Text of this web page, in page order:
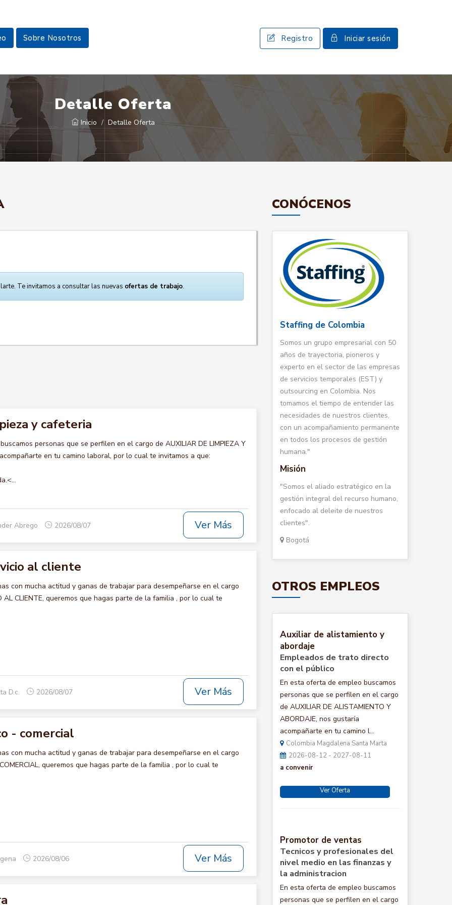
Sobre Nosotros Registro Iniciar sesión
Detalle Oferta
Inicio Detalle Oferta
Te invitamos a consultar las nuevas ofertas de trabajo.
y cafeteria
personas que se perfilen en el cargo de AUXILIAR DE LIMPIEZA Y
en tu camino laboral, por lo cual te invitamos a que:
Abrego 2026/08/07 Ver Más
al cliente
con mucha actitud y ganas de trabajar para desempeñarse en el cargo
AL CLIENTE, queremos que hagas parte de la familia , por lo cual te
D.c. 2026/08/07 Ver Más
- comercial
con mucha actitud y ganas de trabajar para desempeñarse en el cargo
queremos que hagas parte de la familia , por lo cual te
2026/08/06 Ver Más
CONÓCENOS
Staffing de Colombia
Somos un grupo empresarial con 50
años de trayectoria, pioneros y
experto en el sector de las empresas
de servicios temporales (EST) y
outsourcing en Colombia. Nos
tomamos el tiempo de entender las
necesidades de nuestros clientes,
con un acompañamiento permanente
en todos los procesos de gestión
humana."
Misión
"Somos el aliado estratégico en la
gestión integral del recurso humano,
enfocado al deleite de nuestros
clientes".
Bogotá
OTROS EMPLEOS
Auxiliar de alistamiento y
abordaje
Empleados de trato directo
con el público
En esta oferta de empleo buscamos
personas que se perfilen en el cargo
de AUXILIAR DE ALISTAMIENTO Y
ABORDAJE, nos gustaría
acompañarte en tu camino l...
Colombia Magdalena Santa Marta
2026-08-12 - 2027-08-11
a convenir
Ver Oferta
Promotor de ventas
Tecnicos y profesionales del
nivel medio en las finanzas y
la administracion
En esta oferta de empleo buscamos
personas que se perfilen en el cargo